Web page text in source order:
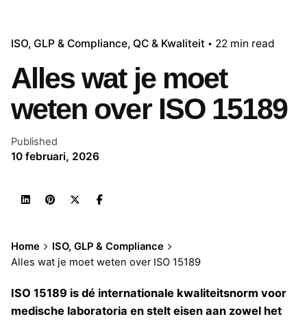
ISO, GLP & Compliance QC & Kwaliteit 22 min read
Alles wat je moet
weten over ISO 15189
Published
10 februari, 2026
Home
ISO, GLP & Compliance
Alles wat je moet weten over ISO 15189
ISO 15189 is dé internationale kwaliteitsnorm voor
medische laboratoria en stelt eisen aan zowel het